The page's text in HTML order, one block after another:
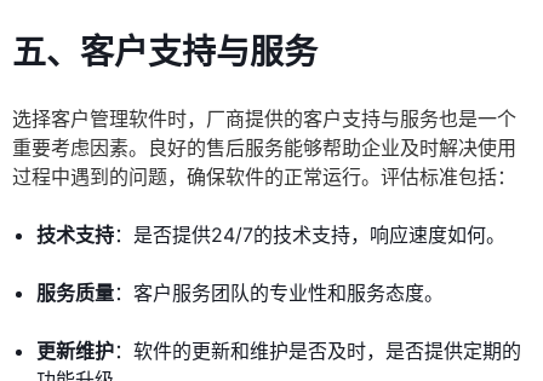
五、客户支持与服务
选择客户管理软件时，厂商提供的客户支持与服务也是一个
重要考虑因素。良好的售后服务能够帮助企业及时解决使用
过程中遇到的问题，确保软件的正常运行。评估标准包括：
技术支持：是否提供24/7的技术支持，响应速度如何。
服务质量：客户服务团队的专业性和服务态度。
更新维护：软件的更新和维护是否及时，是否提供定期的